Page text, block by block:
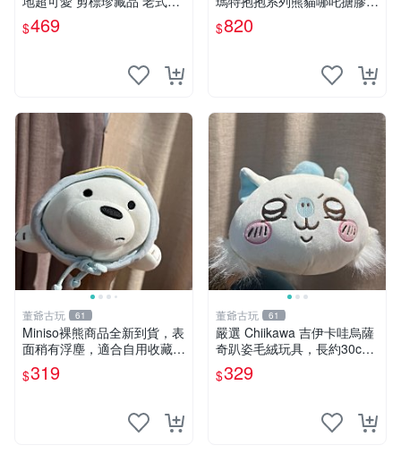
巾質地 安撫熊 款式
$469
毛絨， STATE：如圖顯示 哪
吒 毛絨公仔 泡泡瑪特
$820
董爺古玩 61
Miniso裸熊商品全新到貨，表
面稍有浮塵，適合自用收藏嚴
選款。 裸熊 商品 裸熊玩偶
$319
董爺古玩 61
嚴選 Chiikawa 吉伊卡哇烏薩
奇趴姿毛絨玩具，長約30c
m，質地超軟適合收藏 烏薩
奇 Chiikawa 毛絨 超軟
$329